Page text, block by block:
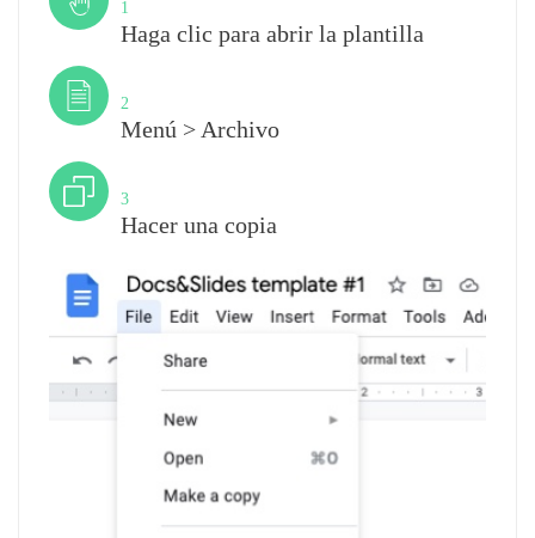
1
Haga clic para abrir la plantilla
2
Menú > Archivo
3
Hacer una copia